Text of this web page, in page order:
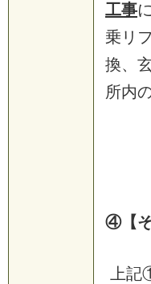
工事
乗リ
換、
所内
④【そ
上記